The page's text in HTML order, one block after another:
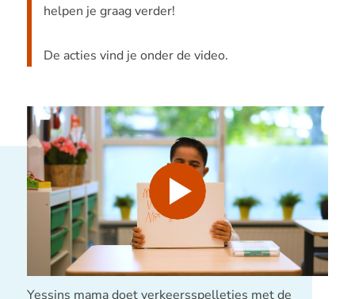
helpen je graag verder!
De acties vind je onder de video.
Afspelen
Yessins mama doet verkeersspelletjes met de